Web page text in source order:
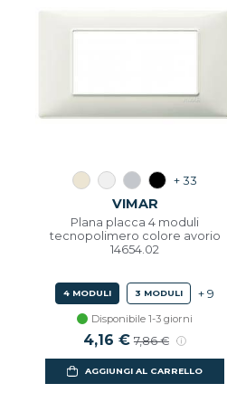
+ 33
VIMAR
Plana placca 4 moduli
tecnopolimero colore avorio
14654.02
4 MODULI 3 MODULI + 9
Disponibile 1-3 giorni
Prezzo scontato
4,16 € Prezzo di listino
7,86 €
AGGIUNGI AL CARRELLO